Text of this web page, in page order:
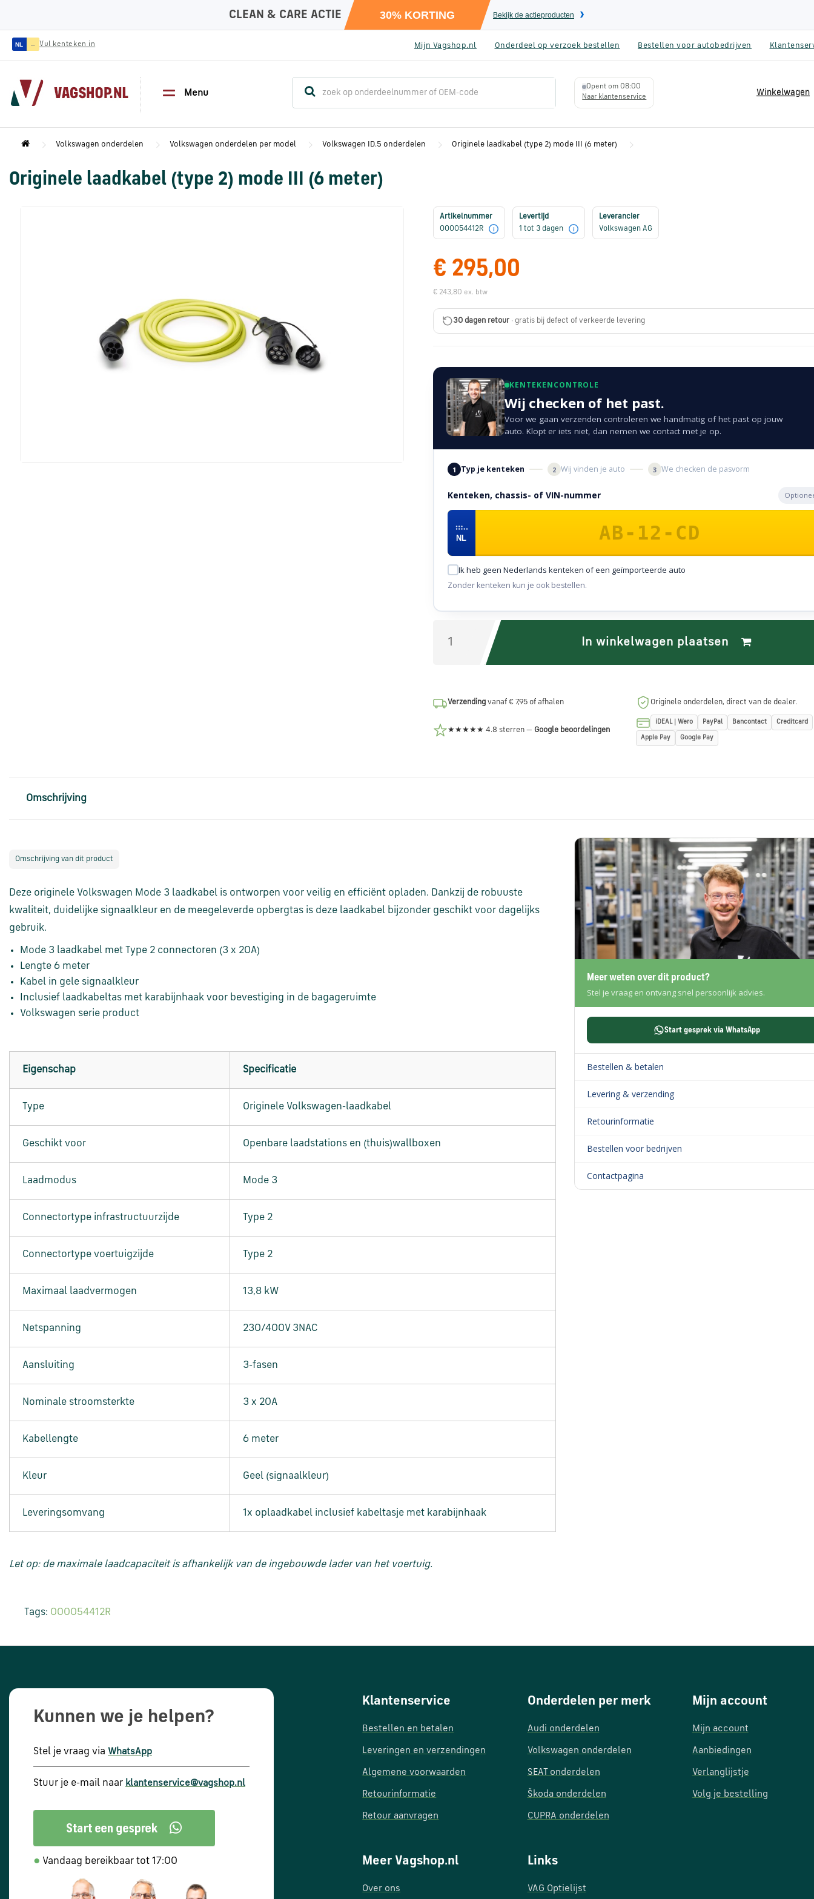
CLEAN & CARE ACTIE 30% KORTING Bekijk de actieproducten
NL — Vul kenteken in Mijn Vagshop.nl Onderdeel op verzoek bestellen Bestellen voor autobedrijven
Menu
Opent om 08:00
Naar klantenservice
Winkelwagen
Volkswagen onderdelen Volkswagen onderdelen per model Volkswagen ID.5 onderdelen Originele laadkabel (type 2) mode III (6 meter)
Originele laadkabel (type 2) mode III (6 meter)
Artikelnummer
000054412R
i
Levertijd
1 tot 3 dagen
i
Leverancier
Volkswagen AG
€ 295,00
€ 243,80 ex. btw
30 dagen retour · gratis bij defect of verkeerde levering
KENTEKENCONTROLE
Wij checken of het past.
Voor we gaan verzenden controleren we handmatig of het past op jouw
auto. Klopt er iets niet, dan nemen we contact met je op.
1 Typ je kenteken 2 Wij vinden je auto 3 We checken de pasvorm
Kenteken, chassis- of VIN-nummer
NL
Ik heb geen Nederlands kenteken of een geïmporteerde auto
Zonder kenteken kun je ook bestellen.
In winkelwagen plaatsen
Verzending vanaf € 7,95 of afhalen Originele onderdelen, direct van de dealer.
★★★★★ 4.8 sterren — Google beoordelingen
iDEAL | Wero PayPal Bancontact Creditcard
Apple Pay Google Pay
Omschrijving
Omschrijving van dit product
Deze originele Volkswagen Mode 3 laadkabel is ontworpen voor veilig en efficiënt opladen. Dankzij de robuuste
kwaliteit, duidelijke signaalkleur en de meegeleverde opbergtas is deze laadkabel bijzonder geschikt voor dagelijks
gebruik.
Mode 3 laadkabel met Type 2 connectoren (3 x 20A)
Lengte 6 meter
Kabel in gele signaalkleur
Inclusief laadkabeltas met karabijnhaak voor bevestiging in de bagageruimte
Volkswagen serie product
Eigenschap Specificatie
Type Originele Volkswagen-laadkabel
Geschikt voor Openbare laadstations en (thuis)wallboxen
Laadmodus Mode 3
Connectortype infrastructuurzijde Type 2
Connectortype voertuigzijde Type 2
Maximaal laadvermogen 13,8 kW
Netspanning 230/400V 3NAC
Aansluiting 3-fasen
Nominale stroomsterkte 3 x 20A
Kabellengte 6 meter
Kleur Geel (signaalkleur)
Leveringsomvang 1x oplaadkabel inclusief kabeltasje met karabijnhaak
Let op: de maximale laadcapaciteit is afhankelijk van de ingebouwde lader van het voertuig.
Meer weten over dit product?
Stel je vraag en ontvang snel persoonlijk advies.
Start gesprek via WhatsApp
Bestellen & betalen
Levering & verzending
Retourinformatie
Bestellen voor bedrijven
Contactpagina
Tags: 000054412R
Kunnen we je helpen?
Stel je vraag via WhatsApp
Stuur je e-mail naar klantenservice@vagshop.nl
● Vandaag bereikbaar tot 17:00
Klantenservice
Bestellen en betalen
Leveringen en verzendingen
Algemene voorwaarden
Retourinformatie
Retour aanvragen
Meer Vagshop.nl
Over ons
Onderdelen per merk
Audi onderdelen
Volkswagen onderdelen
SEAT onderdelen
Škoda onderdelen
CUPRA onderdelen
Links
VAG Optielijst
Mijn account
Mijn account
Aanbiedingen
Verlanglijstje
Volg je bestelling